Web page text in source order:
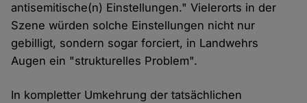
antisemitische(n) Einstellungen." Vielerorts in der
Szene würden solche Einstellungen nicht nur
gebilligt, sondern sogar forciert, in Landwehrs
Augen ein "strukturelles Problem".
In kompletter Umkehrung der tatsächlichen